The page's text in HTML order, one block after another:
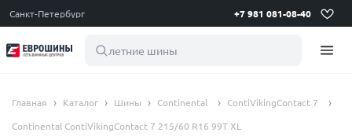
Санкт-Петербург +7 981 081-08-40
летние шины 195 65
Главная Каталог Шины Continental
ContiVikingContact 7
Continental ContiVikingContact 7 215/60 R16 99T XL